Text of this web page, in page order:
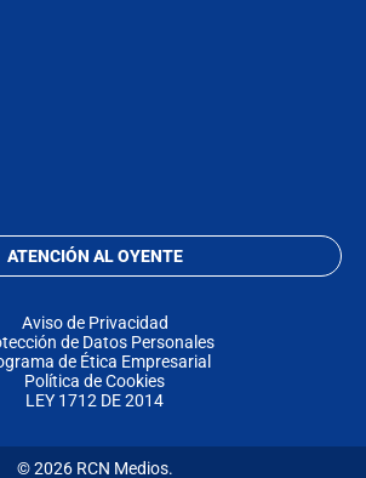
ATENCIÓN AL OYENTE
Aviso de Privacidad
de Datos Personales
de Ética Empresarial
Política de Cookies
LEY 1712 DE 2014
© 2026 RCN Medios.